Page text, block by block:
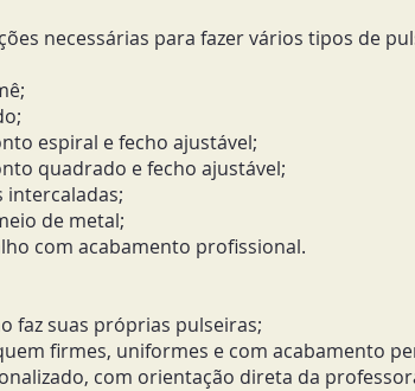
necessárias para fazer vários tipos de
espiral e fecho ajustável;
quadrado e fecho ajustável;
intercaladas;
de metal;
com acabamento profissional.
faz suas próprias pulseiras;
firmes, uniformes e com acabamento
com orientação direta da